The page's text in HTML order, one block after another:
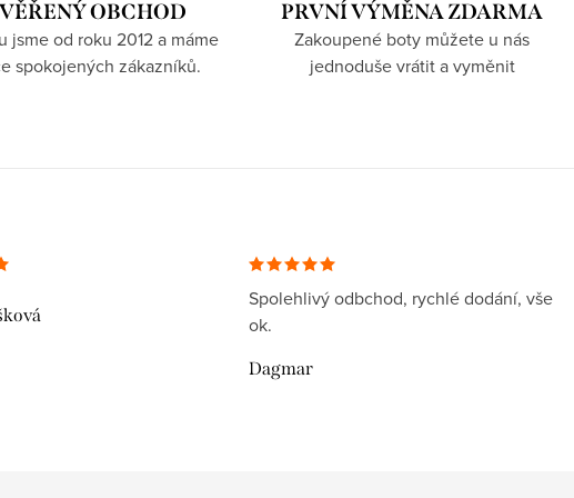
OBCHOD
jsme od roku 2012 a máme
spokojených zákazníků.
PRVNÍ VÝMĚNA ZDARMA
Zakoupené boty můžete u nás
jednoduše vrátit a vyměnit
Spolehlivý odbchod, rychlé dodání, vše
ok.
Dagmar